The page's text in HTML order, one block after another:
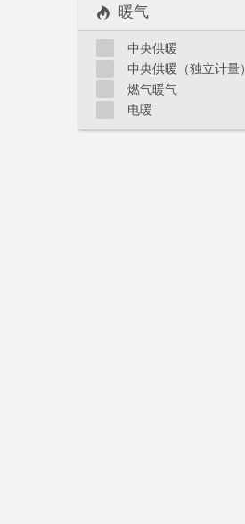
暖气
中央供暖
中央供暖（独立计量）
燃气暖气
电暖